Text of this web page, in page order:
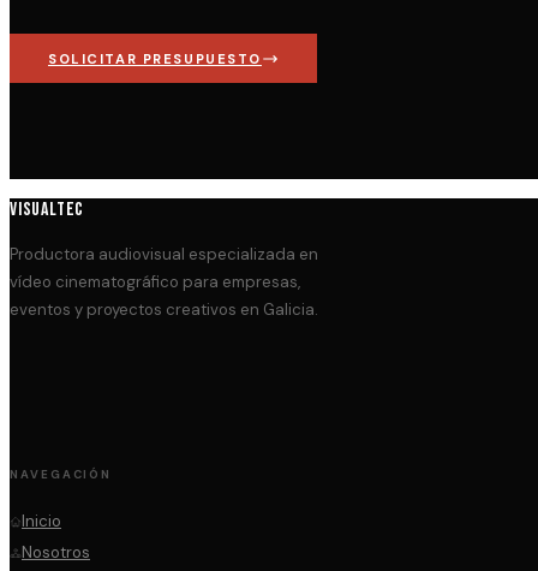
SOLICITAR PRESUPUESTO
VISUALTEC
Productora audiovisual especializada en
vídeo cinematográfico para empresas,
eventos y proyectos creativos en Galicia.
NAVEGACIÓN
Inicio
Nosotros